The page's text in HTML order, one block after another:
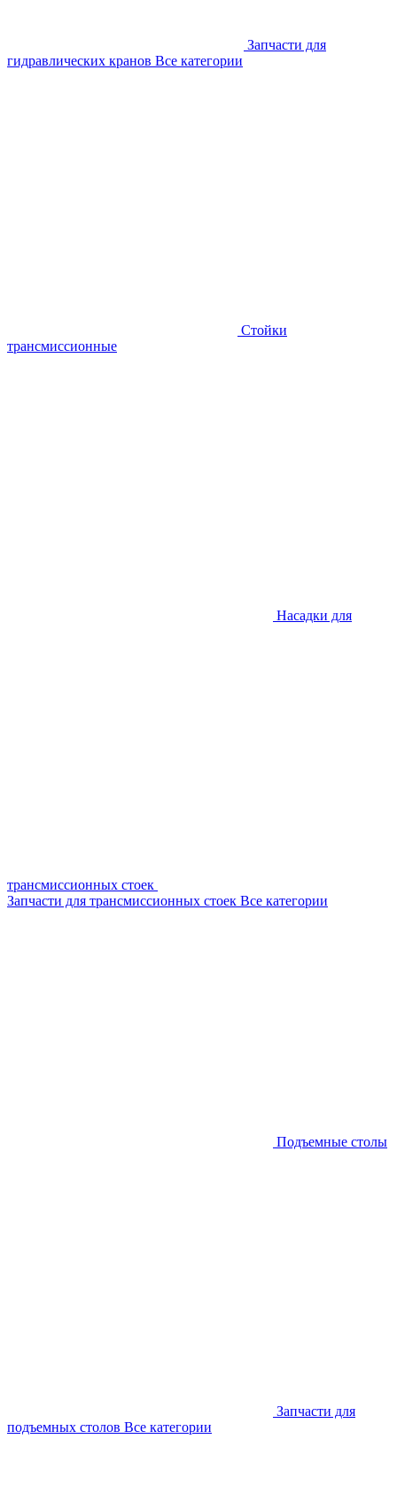
Запчасти для
гидравлических кранов Все категории
Стойки
трансмиссионные
Насадки для
трансмиссионных стоек
Запчасти для трансмиссионных стоек Все категории
Подъемные столы
Запчасти для
подъемных столов Все категории